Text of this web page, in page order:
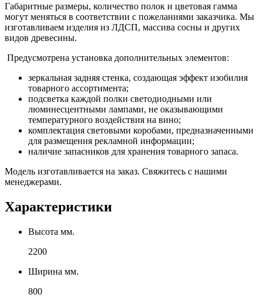
Габаритные размеры, количество полок и цветовая гамма
могут меняться в соответствии с пожеланиями заказчика. Мы
изготавливаем изделия из ЛДСП, массива сосны и других
видов древесины.
Предусмотрена установка дополнительных элементов:
зеркальная задняя стенка, создающая эффект изобилия
товарного ассортимента;
подсветка каждой полки светодиодными или
люминесцентными лампами, не оказывающими
температурного воздействия на вино;
комплектация световыми коробами, предназначенными
для размещения рекламной информации;
наличие запасников для хранения товарного запаса.
Модель изготавливается на заказ. Свяжитесь с нашими
менеджерами.
Характеристики
Высота мм.
2200
Ширина мм.
800